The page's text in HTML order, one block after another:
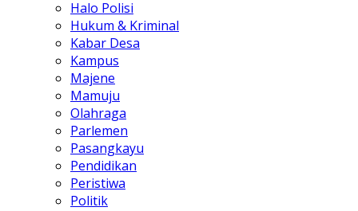
Halo Polisi
Hukum & Kriminal
Kabar Desa
Kampus
Majene
Mamuju
Olahraga
Parlemen
Pasangkayu
Pendidikan
Peristiwa
Politik